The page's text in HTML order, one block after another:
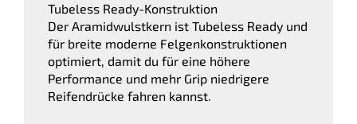
Tubeless Ready-Konstruktion
Der Aramidwulstkern ist Tubeless Ready und
für breite moderne Felgenkonstruktionen
optimiert, damit du für eine höhere
Performance und mehr Grip niedrigere
Reifendrücke fahren kannst.